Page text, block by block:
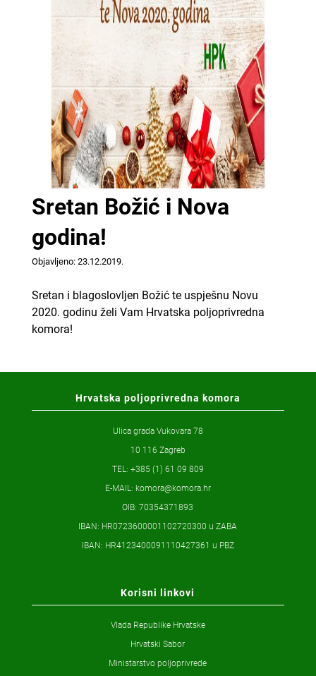
Sretan Božić i Nova
godina!
Objavljeno: 23.12.2019.
Sretan i blagoslovljen Božić te uspješnu Novu
2020. godinu želi Vam Hrvatska poljoprivredna
komora!
Hrvatska poljoprivredna komora
Ulica grada Vukovara 78
10 116 Zagreb
TEL: +385 (1) 61 09 809
E-MAIL: komora@komora.hr
OIB: 70354371893
IBAN: HR0723600001102720300 u ZABA
IBAN: HR4123400091110427361 u PBZ
Korisni linkovi
Vlada Republike Hrvatske
Hrvatski Sabor
Ministarstvo poljoprivrede